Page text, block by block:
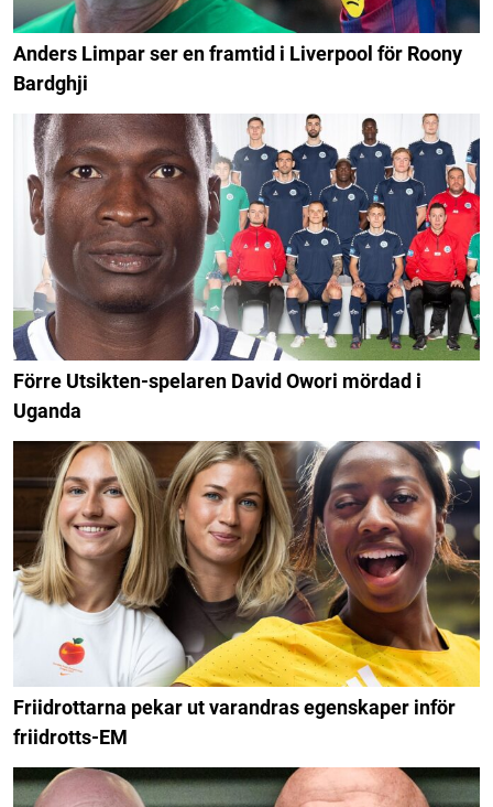
Anders Limpar ser en framtid i Liverpool för Roony
Bardghji
Förre Utsikten-spelaren David Owori mördad i
Uganda
Friidrottarna pekar ut varandras egenskaper inför
friidrotts-EM